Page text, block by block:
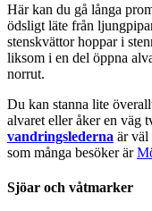
Här kan du gå långa
ödsligt läte från
stenskvättor hoppar i
liksom i en del öppna
norrut.
Du kan stanna lite
alvaret eller åker en väg
vandringslederna är väl
som många besöker är
Sjöar och våtmarker